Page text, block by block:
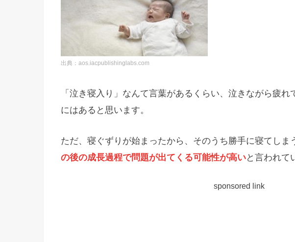
出典：aos.iacpublishinglabs.com
「泣き寝入り」なんて言葉があるくらい、泣きながら疲
にはあると思います。
ただ、寝ぐずりが始まったから、そのうち勝手に寝てしま
の後の成長過程で問題が出てくる可能性が高いと言われて
sponsored link